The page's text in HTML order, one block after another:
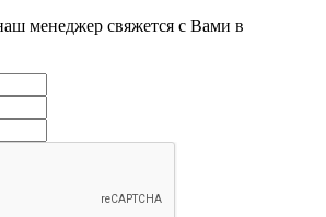
менеджер свяжется с Вами в